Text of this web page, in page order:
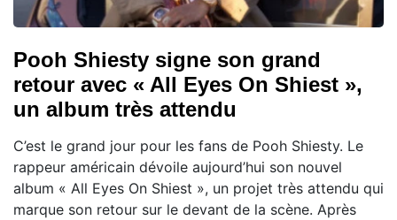
Pooh Shiesty signe son grand
retour avec « All Eyes On Shiest »,
un album très attendu
C’est le grand jour pour les fans de Pooh Shiesty. Le
rappeur américain dévoile aujourd’hui son nouvel
album « All Eyes On Shiest », un projet très attendu qui
marque son retour sur le devant de la scène. Après